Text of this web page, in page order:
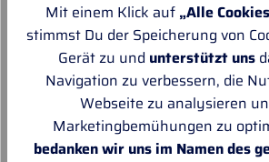
Mit einem Klick auf „Alle
stimmst Du der Speicherung von
Gerät zu und unterstützt uns
Navigation zu verbessern, die
Webseite zu analysieren
Marketingbemühungen zu
bedanken wir uns im Namen des